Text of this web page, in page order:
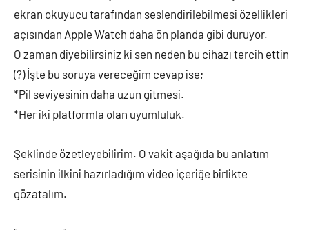
ekran okuyucu tarafından seslendirilebilmesi özellikleri
açısından Apple Watch daha ön planda gibi duruyor.
O zaman diyebilirsiniz ki sen neden bu cihazı tercih ettin
(?) İşte bu soruya vereceğim cevap ise;
*Pil seviyesinin daha uzun gitmesi.
*Her iki platformla olan uyumluluk.
Şeklinde özetleyebilirim. O vakit aşağıda bu anlatım
serisinin ilkini hazırladığım video içeriğe birlikte
gözatalım.